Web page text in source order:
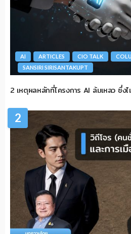
AI ARTICLES CIO TALK
SANSIRI SIRISANTAKUPT
2 เหตุผลหลักที่โครงการ AI ล้มเหลว ซึ่งไ
2